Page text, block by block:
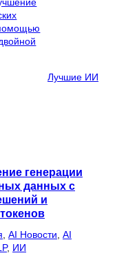
Лучшие ИИ
генерации
данных с
и
, AI Новости, AI
, ИИ